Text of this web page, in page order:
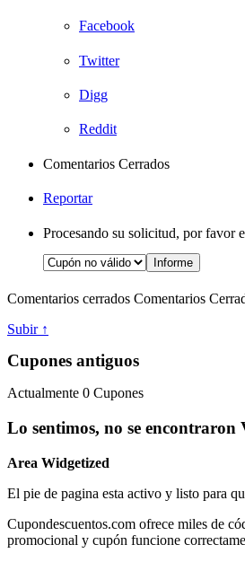
Facebook
Twitter
Digg
Reddit
Comentarios Cerrados
Reportar
Procesando su solicitud, por favor
Comentarios cerrados Comentarios
Subir ↑
Cupones antiguos
Actualmente 0 Cupones
Lo sentimos, no se encontraron
Area Widgetized
El pie de pagina esta activo y listo para
Cupondescuentos.com ofrece miles de
promocional y cupón funcione